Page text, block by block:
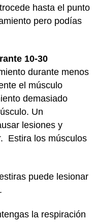
hasta el punto
pero podías
10-30
durante menos
el músculo
demasiado
Un
lesiones y
Estira los músculos
puede lesionar
la respiración